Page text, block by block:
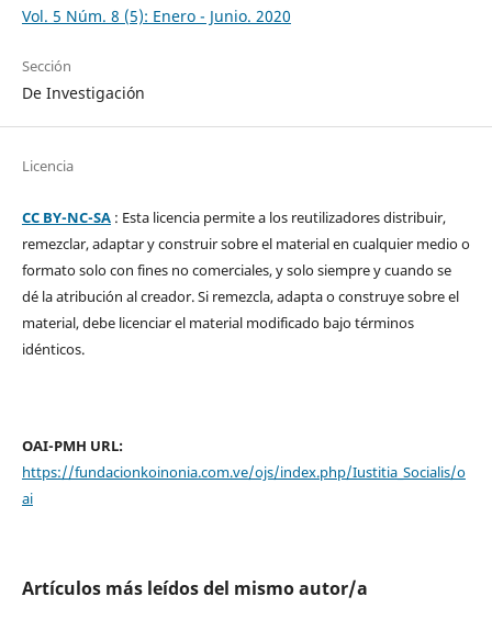
Vol. 5 Núm. 8 (5): Enero - Junio. 2020
Sección
De Investigación
Licencia
CC BY-NC-SA: Esta licencia permite a los reutilizadores distribuir,
remezclar, adaptar y construir sobre el material en cualquier medio o
formato solo con fines no comerciales, y solo siempre y cuando se
dé la atribución al creador. Si remezcla, adapta o construye sobre el
material, debe licenciar el material modificado bajo términos
idénticos.
OAI-PMH URL:
https://fundacionkoinonia.com.ve/ojs/index.php/Iustitia_Socialis/o
ai
Artículos más leídos del mismo autor/a